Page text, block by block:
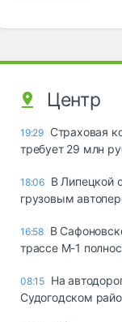
Центр
19:29 Страховая
требует 29 млн
18:06 В Липецкой
грузовым
16:58 В
трассе М-1
08:15 На
Судогодском